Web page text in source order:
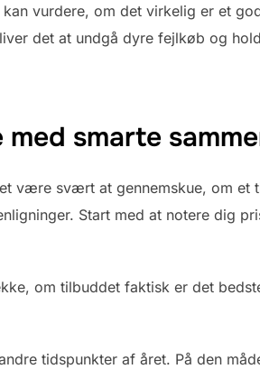
vurdere, om det virkelig er et
det at undgå dyre fejlkøb og
smarte
være svært at gennemskue, om et
Start med at notere dig
om tilbuddet faktisk er det
tidspunkter af året. På den